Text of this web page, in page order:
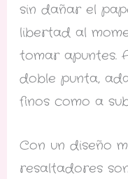
sin dañar el
libertad al
tomar apuntes.
doble punta,
finos como a
Con un diseño
resaltadores